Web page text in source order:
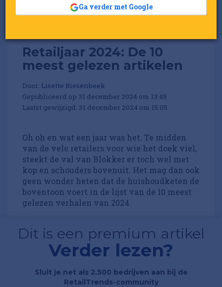
Retailjaar 2024: De 10
meest gelezen artikelen
Door: Lisette Biesenbeek
Gepubliceerd op 31 december 2024 om 13:45
Laatst gewijzigd: 31 december 2024 om 15:05
Oh oh en wat een jaar was het. Te midden
van de vele retailers voor wie het doek viel,
steekt de val van Blokker er toch wel met
kop en schouders bovenuit. Het mag dan ook
geen wonder heten dat de huishoudketen de
boventoon voert in de lijst van de 10 meest
gelezen verhalen van 2024.
Dit is een premium artikel
Verder lezen?
Sluit je net als 2.500 bedrijven aan bij de
RetailTrends-community
Ga verder met Google